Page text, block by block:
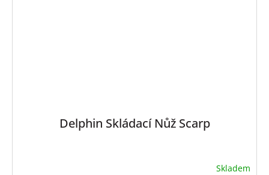
Delphin Skládací Nůž Scarp
Skladem